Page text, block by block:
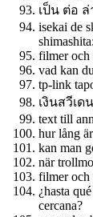
เป็น ต่อ
isekai de
filmer och
vad kan
tp-link
เงินสวีเด
text till
hur lång
kan man
när
filmer och
¿hasta
cercana?